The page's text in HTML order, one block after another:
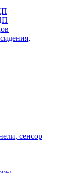
сенсор